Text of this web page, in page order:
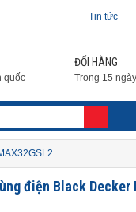
Tin tức
quốc
ĐỔI HÀNG
Trong 15 ngày
điện Black Decker